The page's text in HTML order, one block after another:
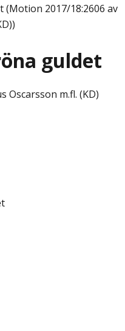
2017/18:2606 av
guldet
Oscarsson m.fl. (KD)